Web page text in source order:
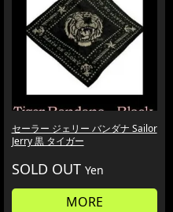
セーラー ジェリー バンダナ Sailor
Jerry 黒 タイガー
SOLD OUT Yen
MORE